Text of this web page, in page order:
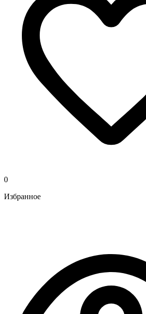
0
Избранное